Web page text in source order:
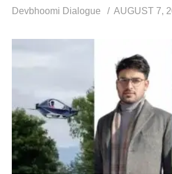
Devbhoomi Dialogue
AUGUST 7,